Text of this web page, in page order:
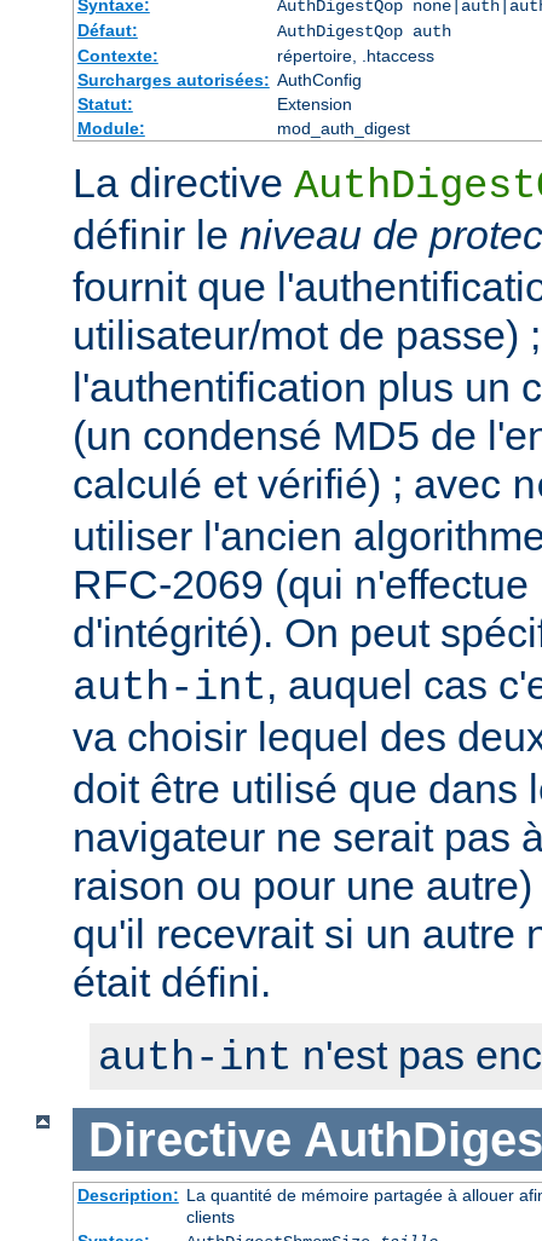
Syntaxe:
AuthDigestQop
Défaut:
AuthDigestQop auth
Contexte:
répertoire, .htaccess
Surcharges autorisées: AuthConfig
Statut:
Extension
Module:
mod_auth_digest
La directive
définir le niveau de
fournit que
utilisateur/mot de passe)
l'authentification plus un
(un condensé MD5 de
calculé et vérifié) ; avec
utiliser l'ancien
RFC-2069 (qui
d'intégrité). On peut
auth-int, auquel cas
va choisir lequel des
doit être utilisé que dans
navigateur ne serait pas
raison ou pour une
qu'il recevrait si un autre
était défini.
auth-int n'est pas
Directive
Description: La quantité de mémoire partagée à allouer
clients